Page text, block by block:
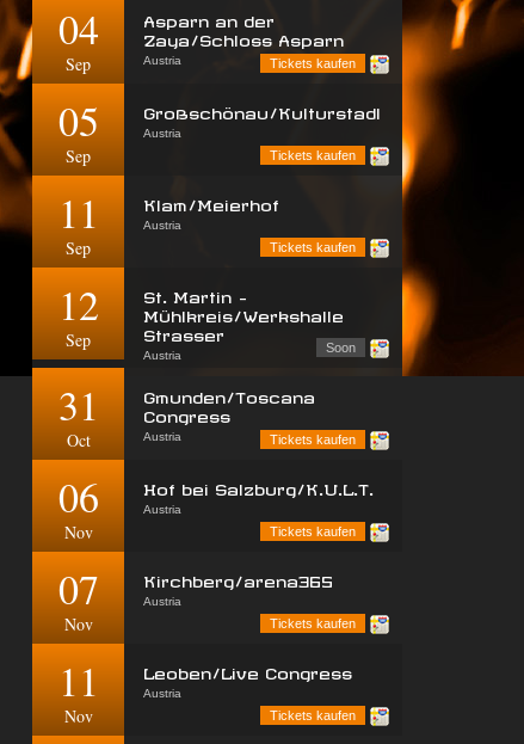
04
Sep
Asparn an der
Zaya/Schloss Asparn
Austria
Tickets kaufen
05
Sep
Großschönau/Kulturstadl
Austria
Tickets kaufen
11
Sep
Klam/Meierhof
Austria
Tickets kaufen
12
Sep
St. Martin -
Mühlkreis/Werkshalle
Strasser
Austria
Soon
31
Oct
Gmunden/Toscana
Congress
Austria
Tickets kaufen
06
Nov
Hof bei Salzburg/K.U.L.T.
Austria
Tickets kaufen
07
Nov
Kirchberg/arena365
Austria
Tickets kaufen
11
Nov
Leoben/Live Congress
Austria
Tickets kaufen